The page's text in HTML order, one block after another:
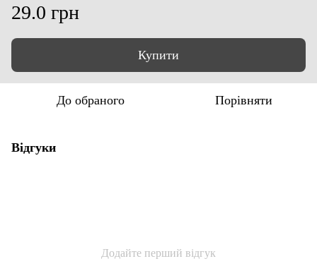
29.0 грн
Купити
До обраного Порівняти
Відгуки
Додайте перший відгук